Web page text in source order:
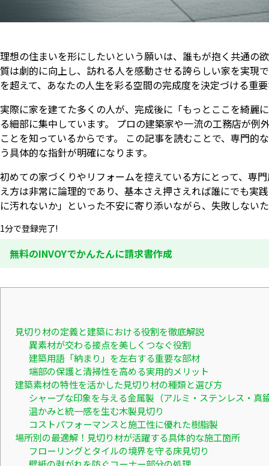
理想の住まいを形にしたいという願いは、誰もが抱く共通の
質は劇的に向上し、訪れる人を感動させる誇らしい家を実現
を超えて、あなたの人生を彩る空間の完成度を決定づける重
実際に家を建てた多くの人が、完成後に「もっとここを綺麗
る細部に集中しています。 プロの建築家や一流の工務店が
ことを知っているからです。 この記事を読むことで、専門
う具体的な指針が明確になります。
初めての家づくりやリフォームを控えている方にとって、専
え方は非常に論理的であり、基本さえ押さえれば誰にでも実
に汚れないか」といった不安に寄り添いながら、失敗しない
1分で登録完了!
無料のINVOYでかんたんに請求書作成
見切り材の定義と建築における役割を徹底解説
異素材が交わる接点を美しくつなぐ役割
建築用語「納まり」を左右する重要な部材
端部の保護と清掃性を高める実用的メリット
建築素材の特性を活かした見切り材の種類と選び方
シャープな印象を与える金属製（アルミ・ステンレス・真
温かみと統一感を生む木製見切り
コストパフォーマンスと施工性に優れた樹脂製
場所別の最適解！見切り材が活躍する具体的な施工箇所
フローリングとタイルの境界を守る床見切り